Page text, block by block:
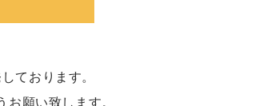
ております。